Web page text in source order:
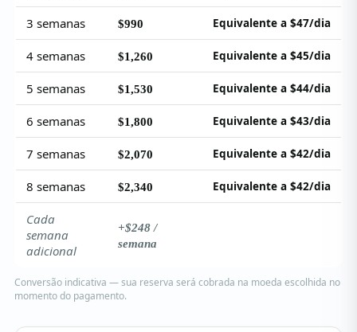
3 semanas $990 Equivalente a $47/dia
4 semanas $1,260 Equivalente a $45/dia
5 semanas $1,530 Equivalente a $44/dia
6 semanas $1,800 Equivalente a $43/dia
7 semanas $2,070 Equivalente a $42/dia
8 semanas $2,340 Equivalente a $42/dia
Cada
semana
adicional
+$248 /
semana
Conversão indicativa — sua reserva será cobrada na moeda escolhida no
momento do pagamento.